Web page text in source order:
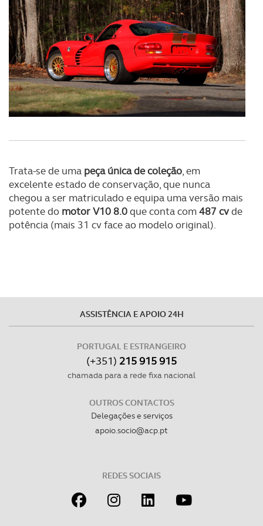
O ACP garantirá que as transferências internacionais de
dados pessoais serão realizadas apenas com o seu
consentimento e quando tal se afigure estritamente
necessário no contexto dos serviços a prestar.
Realçamos que o bloqueio de certo tipo de Cookies e
tecnologias similares pode ter impacto na sua
experiência de navegação no Website e nos serviços
Trata-se de uma peça única de coleção, em
excelente estado de conservação, que nunca
chegou a ser matriculado e equipa uma versão mais
potente do motor V10 8.0que conta com487 cvde
potência (mais 31 cv face ao modelo original).
ASSISTÊNCIA E APOIO 24H
PORTUGAL E ESTRANGEIRO
(+351) 215 915 915
chamada para a rede fixa nacional
OUTROS CONTACTOS
Delegações e serviços
apoio.socio@acp.pt
REDES SOCIAIS